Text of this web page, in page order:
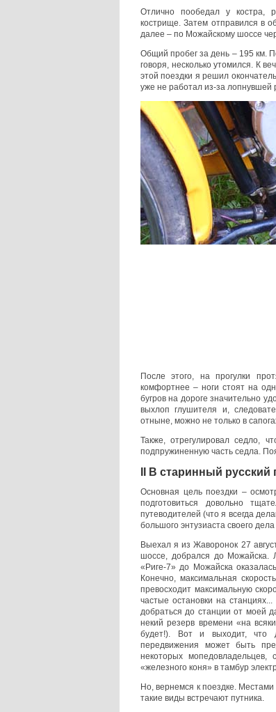
Отлично пообедал у костра,
кострище. Затем отправился в
далее – по Можайскому шоссе
Общий пробег за день – 195 км.
говоря, несколько утомился. К
этой поездки я решил
уже не работал из-за лопнувшей
После этого, на прогулки
комфортнее – ноги стоят на
бугров на дороге значительно
выхлоп глушителя и,
отныне, можно не только в
Также, отрегулировал седло,
подпружиненную часть седла.
II В старинный
Основная цель поездки –
подготовиться довольно
путеводителей (что я всегда
большого энтузиаста своего
Выехал я из Жаворонок 27
шоссе, добрался до Можайска.
«Риге-7» до Можайска
Конечно, максимальная
превосходит максимальную
частые остановки на
добраться до станции от моей
некий резерв времени «на
будет!). Вот и выходит, что
передвижения может быть
некоторых мопедовладельцев,
«железного коня» в тамбур
Но, вернемся к поездке.
такие виды встречают путника.